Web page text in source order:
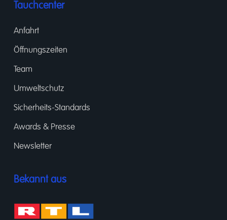
Tauchcenter
Anfahrt
Öffnungszeiten
Team
Umweltschutz
Sicherheits-Standards
Awards & Presse
Newsletter
Bekannt aus